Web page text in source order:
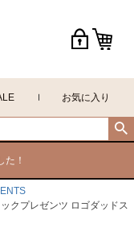
お気に入り
た！
クプレゼンツ ロゴダッドス